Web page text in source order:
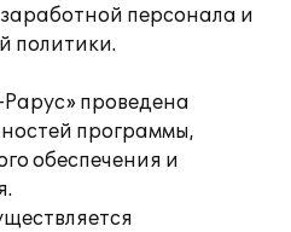
персонала и
политики.
проведена
программы,
обеспечения и